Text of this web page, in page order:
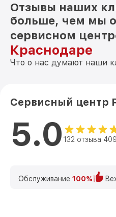
Отзывы наших
больше, чем мы
сервисном
Краснодаре
Что о нас думают наши
Сервисный центр
5.0 132 отзыва
Обслуживание 100%